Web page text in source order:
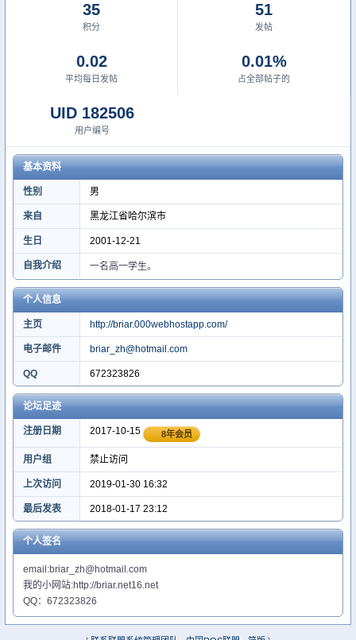
35
积分
51
发帖
0.02
平均每日发帖
0.01%
占全部帖子的
UID 182506
用户编号
基本资料
性别 男
来自 黑龙江省哈尔滨市
生日 2001-12-21
自我介绍 一名高一学生。
个人信息
主页 http://briar.000webhostapp.com/
电子邮件 briar_zh@hotmail.com
QQ 672323826
论坛足迹
注册日期 2017-10-15 8年会员
用户组 禁止访问
上次访问 2019-01-30 16:32
最后发表 2018-01-17 23:12
个人签名
email:briar_zh@hotmail.com
我的小网站:http://briar.net16.net
QQ：672323826